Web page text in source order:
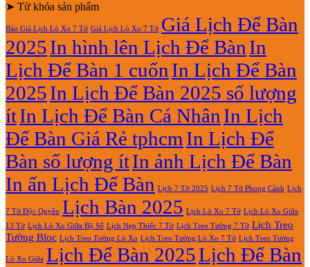
2027
Lịch
Lò
Xo
Giữa
13
Tờ
luận
ở
In
Lịch
Gỗ
Đẹp
Giá
Rẻ
2027
➤ Từ khóa sản phẩm
Báo Giá Lịch Lò Xo 7 Tờ Giá Lịch Lò Xo 7 Tờ Giá Lịch Để Bàn
2025In hình lên Lịch Để Bàn In
Lịch Để Bàn 1 cuốn In Lịch Để Bàn
2025In Lịch Để Bàn 2025 số lượng
ítIn Lịch Để Bàn Cá Nhân In Lịch
Để Bàn Giá Rẻ tphcm In Lịch Để
Bàn số lượng ítIn ảnh Lịch Để Bàn
In ấn Lịch Để Bàn Lịch 7 Tờ 2025 Lịch 7 Tờ Phong Cảnh Lịch
7 Tờ Độc Quyền Lịch Bàn 2025 Lịch Lò Xo 7 Tờ Lịch Lò Xo Giữa
13 Tờ Lịch Lò Xo Giữa Bộ Số Lịch Nẹp Thiếc 7 Tờ Lịch Treo Tường 7 Tờ Lịch Treo
Tường Bloc Lịch Treo Tường Lò Xo Lịch Treo Tường Lò Xo 7 Tờ Lịch Treo Tường
Lò Xo Giữa Lịch Để Bàn 2025Lịch Để Bàn